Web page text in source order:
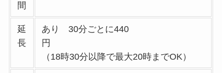
間
延
長
あり 30分ごとに440
円
（18時30分以降で最大20時までOK）